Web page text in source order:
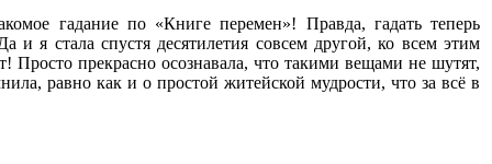
гадание по «Книге перемен»! Правда, гадать теперь
я стала спустя десятилетия совсем другой, ко всем этим
Просто прекрасно осознавала, что такими вещами не шутят,
равно как и о простой житейской мудрости, что за всё в